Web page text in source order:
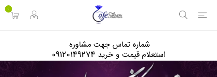
0
شماره تماس جهت مشاوره
استعلام قیمت و خرید 09120149274